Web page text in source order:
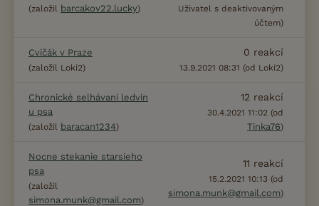
(založil barcakov22.lucky)
Uživatel s deaktivovaným
účtem)
Cvičák v Praze
(založil Loki2)
0 reakcí
13.9.2021 08:31 (od Loki2)
Chronické selhávani ledvin
u psa
(založil baracan1234)
12 reakcí
30.4.2021 11:02 (od
Tinka76)
Nocne stekanie starsieho
psa
(založil
simona.munk@gmail.com)
11 reakcí
15.2.2021 10:13 (od
simona.munk@gmail.com)